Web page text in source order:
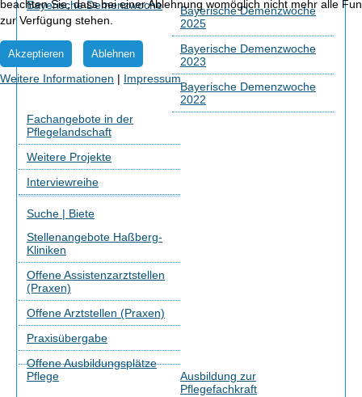
Bayerische Demenzwoche
Bayerische Demenzwoche
2025
Bayerische Demenzwoche
2023
Bayerische Demenzwoche
2022
Fachangebote in der
Pflegelandschaft
Weitere Projekte
Interviewreihe
Suche | Biete
Stellenangebote Haßberg-
Kliniken
Offene Assistenzarztstellen
(Praxen)
Offene Arztstellen (Praxen)
Praxisübergabe
Offene Ausbildungsplätze
Pflege
Ausbildung zur
Pflegefachkraft
beachten Sie, dass bei einer Ablehnung womöglich nicht mehr alle
zur Verfügung stehen.
Akzeptieren Ablehnen
Weitere Informationen | Impressum